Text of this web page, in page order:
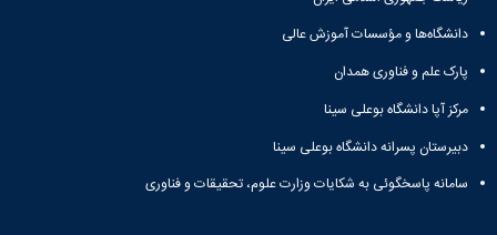
معاونت
تماس
با
نشانی
نقشه
دفترچه
لیست
تشکل
فعال
آئین
ها
فرم
های
فرم
های
نام
آنلاین
تورهای
زیارتی
دانشجویی
فرم
تصاویر
مراسم
دانشجویان
جدیدالورود
جشن
دانش
آموختگی
دانشگاه‌ها و مؤسسات آموزش عالی
پارک علم و فناوری همدان
مرکز آپا دانشگاه بوعلی سینا
دبیرستان پسرانه دانشگاه بوعلی سینا
سامانه پاسخگوئی به شکایات وزارت علوم، تحقیقات و فناوری